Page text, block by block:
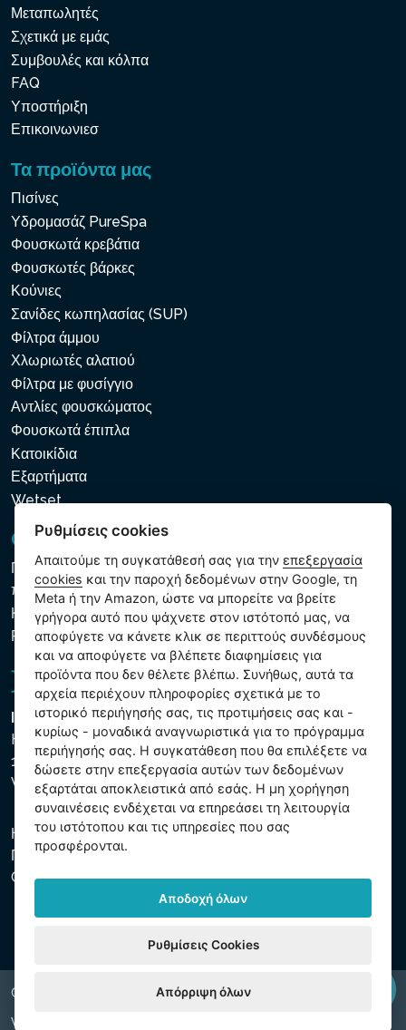
Μεταπωλητές
Σχετικά με εμάς
Συμβουλές και κόλπα
FAQ
Υποστήριξη
Επικοινωνιεσ
Τα προϊόντα μας
Πισίνες
Υδρομασάζ PureSpa
Φουσκωτά κρεβάτια
Φουσκωτές βάρκες
Κούνιες
Σανίδες κωπηλασίας (SUP)
Φίλτρα άμμου
Χλωριωτές αλατιού
Φίλτρα με φυσίγγιο
Αντλίες φουσκώματος
Φουσκωτά έπιπλα
Κατοικίδια
Εξαρτήματα
Wetset
GDPR και Cookies
Πολιτική προστασίας προσωπικών και λοιπών δεδομένων
που υποβάλλονται σε επεξεργασία
Κανόνες χρήσης των αρχείων cookie
Ρυθμίσεις cookies
Intex Trading, s.r.o.
Hradecká 2526/3
130 00 Praha 3
Vinohrady - Česká republika
Η εταιρεία είναι εγγεγραμμένη στο Δημοτικό Δικαστήριο της
Πράγας, μέρος C, αύξ. αριθ. 74759. ΑΜΕ 26150808, ΑΦΜ
CZ26150808.
Copyright © 2026 INTEX TRADING s.r.o. All rights reserved.
Web by
Ρυθμίσεις cookies
Απαιτούμε τη συγκατάθεσή σας για τηνεπεξεργασία
cookies και την παροχή δεδομένων στην Google, τη
Meta ή την Amazon, ώστε να μπορείτε να βρείτε
γρήγορα αυτό που ψάχνετε στον ιστότοπό μας, να
αποφύγετε να κάνετε κλικ σε περιττούς συνδέσμους
και να αποφύγετε να βλέπετε διαφημίσεις για
προϊόντα που δεν θέλετε βλέπω. Συνήθως, αυτά τα
αρχεία περιέχουν πληροφορίες σχετικά με το
ιστορικό περιήγησής σας, τις προτιμήσεις σας και -
κυρίως - μοναδικά αναγνωριστικά για το πρόγραμμα
περιήγησής σας. Η συγκατάθεση που θα επιλέξετε να
δώσετε στην επεξεργασία αυτών των δεδομένων
εξαρτάται αποκλειστικά από εσάς. Η μη χορήγηση
συναινέσεις ενδέχεται να επηρεάσει τη λειτουργία
του ιστότοπου και τις υπηρεσίες που σας
προσφέρονται.
Αποδοχή όλων
Ρυθμίσεις Cookies
Απόρριψη όλων